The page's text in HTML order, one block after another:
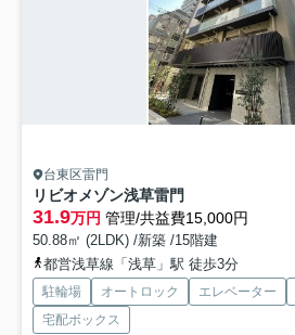
台東区雷門
リビオメゾン浅草雷門
31.9万円 管理/共益費15,000円
50.88㎡ (2LDK) /新築 /15階建
都営浅草線「浅草」駅 徒歩3分
駐輪場 オートロック エレベーター
宅配ボックス